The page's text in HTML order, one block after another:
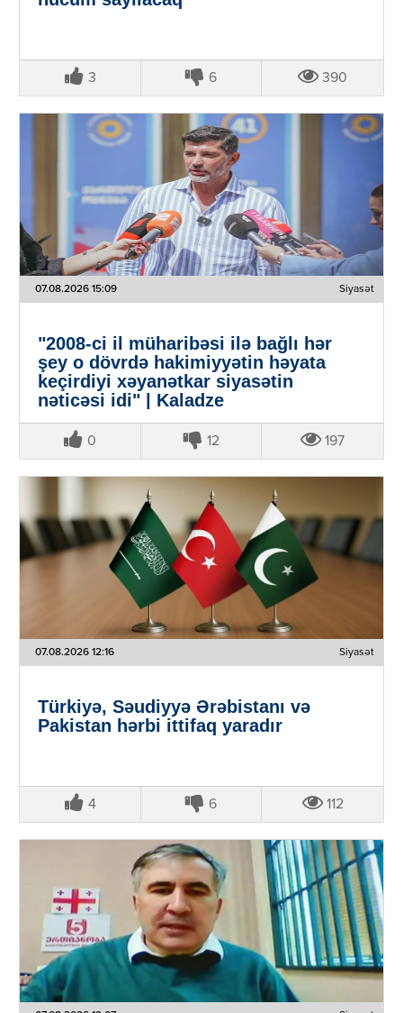
3 6 390
07.08.2026 15:09 Siyasət
"2008-ci il müharibəsi ilə bağlı hər
şey o dövrdə hakimiyyətin həyata
keçirdiyi xəyanətkar siyasətin
nəticəsi idi" | Kaladze
0 12 197
07.08.2026 12:16 Siyasət
Türkiyə, Səudiyyə Ərəbistanı və
Pakistan hərbi ittifaq yaradır
4 6 112